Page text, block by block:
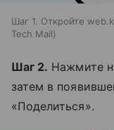
Шаг 1. Откройте
Tech Mail
Шаг 2. Нажмите
затем в
«Поделиться».